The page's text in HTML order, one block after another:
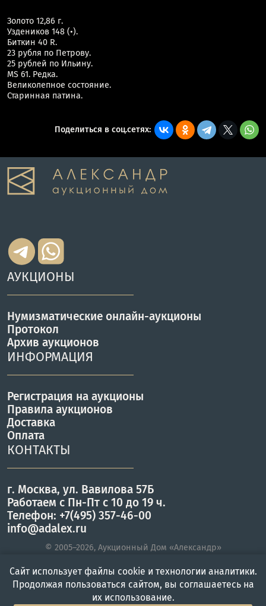
Золото 12,86 г.
Уздеников 148 (•).
Биткин 40 R.
23 рубля по Петрову.
25 рублей по Ильину.
MS 61. Редка.
Великолепное состояние.
Старинная патина.
Поделиться в соц.сетях:
АУКЦИОНЫ
Нумизматические онлайн-аукционы
Протокол
Архив аукционов
ИНФОРМАЦИЯ
Регистрация на аукционы
Правила аукционов
Доставка
Оплата
КОНТАКТЫ
г. Москва, ул. Вавилова 57Б
Работаем с Пн-Пт с 10 до 19 ч.
Телефон: +7(495) 357-46-00
info@adalex.ru
© 2005–2026, Аукционный Дом «Александр»
Сайт использует файлы cookie и технологии аналитики.
Продолжая пользоваться сайтом, вы соглашаетесь на
их использование.
Главная Войти Меню